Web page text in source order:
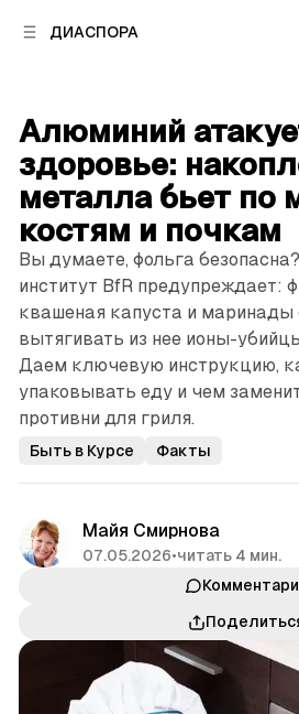
ДИАСПОРА
Алюминий
здоровье:
металла бьет по
костям и почкам
Вы думаете, фольга
институт BfR предупреждает:
квашеная капуста и маринады
вытягивать из нее ионы-
Даем ключевую инструкцию,
упаковывать еду и чем
противни для гриля.
Быть в Курсе Факты
Майя Смирнова
07.05.2026•читать 4 мин.